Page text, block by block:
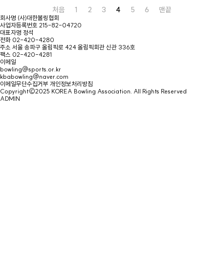
처음 1 2 3 4 5 6 맨끝
회사명 (사)대한볼링협회
사업자등록번호 215-82-04720
대표자명 정석
전화 02-420-4280
주소 서울 송파구 올림픽로 424 올림픽회관 신관 336호
팩스 02-420-4281
이메일
bowling@sports.or.kr
kbabowling@naver.com
이메일무단수집거부 개인정보처리방침
Copyright©2025 KOREA Bowling Association. All Rights Reserved
ADMIN